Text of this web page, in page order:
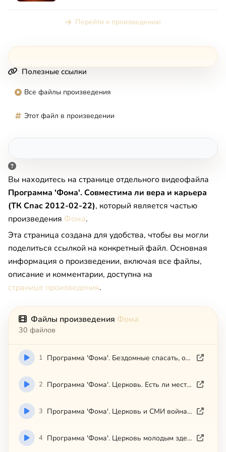
Перейти к произведению
Полезные ссылки
Все файлы произведения
Этот файл в произведении
Вы находитесь на странице отдельного видеофайла
Программа 'Фома'. Совместима ли вера и карьера
(ТК Спас 2012-02-22), который является частью
произведения Фома.
Эта страница создана для удобства, чтобы вы могли
поделиться ссылкой на конкретный файл. Основная
информация о произведении, включая все файлы,
описание и комментарии, доступна на
странице произведения.
Файлы произведения Фома
30 файлов
1 Программа 'Фома'. Бездомные спасать, отстреливать или сами помрут (ТК Спас 2012-03-03)
2 Программа 'Фома'. Церковь. Есть ли место молодым (ТК Спас 2012-01-23)
3 Программа 'Фома'. Церковь и СМИ война и мир (ТК Спас 2012-02-27)
4 Программа 'Фома'. Церковь молодым здесь не место (ТК Спас 2012-03-26)